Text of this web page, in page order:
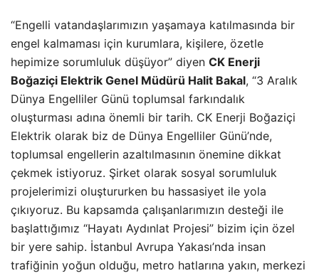
“Engelli vatandaşlarımızın yaşamaya katılmasında bir
engel kalmaması için kurumlara, kişilere, özetle
hepimize sorumluluk düşüyor” diyen CK Enerji
Boğaziçi Elektrik Genel Müdürü Halit Bakal, “3 Aralık
Dünya Engelliler Günü toplumsal farkındalık
oluşturması adına önemli bir tarih. CK Enerji Boğaziçi
Elektrik olarak biz de Dünya Engelliler Günü’nde,
toplumsal engellerin azaltılmasının önemine dikkat
çekmek istiyoruz. Şirket olarak sosyal sorumluluk
projelerimizi oluştururken bu hassasiyet ile yola
çıkıyoruz. Bu kapsamda çalışanlarımızın desteği ile
başlattığımız “Hayatı Aydınlat Projesi” bizim için özel
bir yere sahip. İstanbul Avrupa Yakası’nda insan
trafiğinin yoğun olduğu, metro hatlarına yakın, merkezi